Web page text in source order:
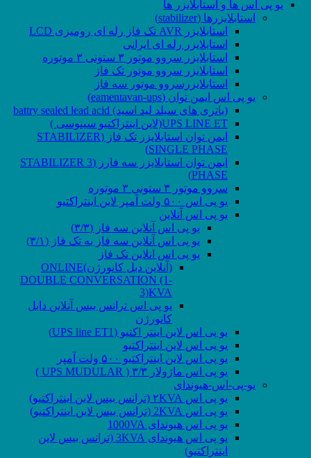
یو پی اس ها و استابلایزر ها
استابلایزرها (stabilizer)
استابلایزر AVR تک فاز رله ای رومیزی LCD
استابلایزر رله ای ایرانی
استابلایزر سروو موتور ۳ ستونی ۳ موتوره
استابلایزر سروو موتور تک فاز
استابلایزرسروو موتور سه فاز
یو پی اس ایمن توان (eamentavan-ups)
(باتری های سیلد لید اسید) battry sealed lead acid
UPS LINE ET(لاین اینتراکتیو سینوسی )
ایمن توان استابلایزر تک فاز (STABILIZER
SINGLE PHASE)
ایمن توان استابلایزر سه فارز (STABILIZER 3
PHASE)
سروو موتور ۳ ستونی ۳ موتوره
یو پی اس ۵۰۰ ولت آمپر لاین اینتراکتیو
یو پی اس آنلاین
یو پی اس آنلاین سه فاز (۳/۳)
یو پی اس آنلاین سه فاز به تک فاز (۳/۱)
یو پی اس انلاین تک فاز
(آنلاین دبل کانورژن)ONLINE
DOUBLE CONVERSATION (1-
3)KVA
یو پی اس ترانس بیس آنلاین دابل
کانورژن
یو پی اس لاین اینتر اکتیو (UPS line ET1)
یو پی اس لاین اینتراکتیو
یو پی اس لاین اینتراکتیو ۵۰۰ ولت آمپر
یو پی اس ماژولار ۳/۳ ( UPS MUDULAR )
یو-پی-اس-هیوندای
یو پی اس ۲KVA (ترانس بیس لاین اینتراکتیو)
یو پی اس 2KVA (ترانس بیس لاین اینتراکتیو)
یو پی اس هیوندای 1000VA
یو پی اس هیوندای 3KVA (ترانس بیس لاین
اینتراکتیو)